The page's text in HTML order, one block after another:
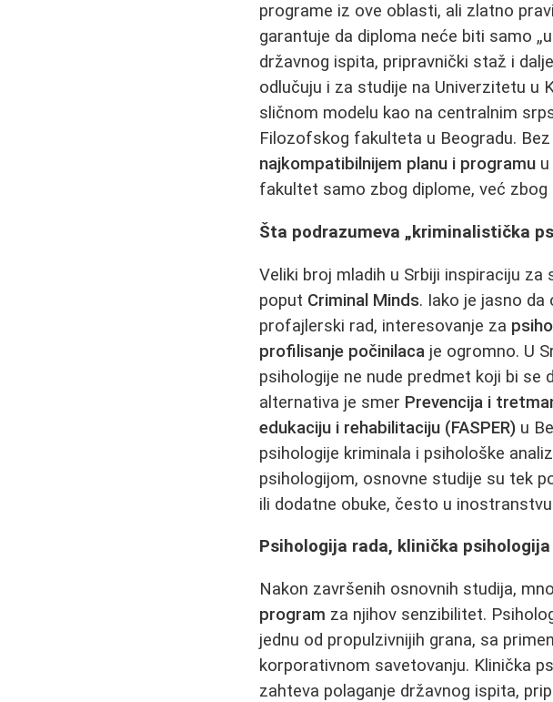
programe iz ove oblasti, ali zlatno
garantuje da diploma neće biti samo
državnog ispita, pripravnički staž i
odlučuju i za studije na Univerzitetu u
sličnom modelu kao na centralnim
Filozofskog fakulteta u Beogradu.
najkompatibilnijem planu i programu
fakultet samo zbog diplome, već
Šta podrazumeva „kriminalistička
Veliki broj mladih u Srbiji inspiraciju
poput Criminal Minds. Iako je jasno
profajlerski rad, interesovanje za
profilisanje počinilaca je ogromno. U
psihologije ne nude predmet koji bi se
alternativa je smer Prevencija i
edukaciju i rehabilitaciju (FASPER) u
psihologije kriminala i psihološke
psihologijom, osnovne studije su tek
ili dodatne obuke, često u
Psihologija rada, klinička
Nakon završenih osnovnih studija,
program za njihov senzibilitet.
jednu od propulzivnijih grana, sa
korporativnom savetovanju. Klinička
zahteva polaganje državnog ispita,